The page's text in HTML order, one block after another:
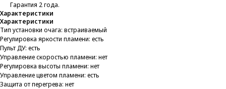
Гарантия 2 года.
Характеристики
Характеристики
Тип установки очага: встраиваемый
Регулировка яркости пламени: есть
Пульт ДУ: есть
Управление скоростью пламени: нет
Регулировка высоты пламени: нет
Управление цветом пламени: есть
Защита от перегрева: нет